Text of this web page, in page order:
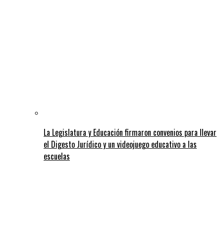
La Legislatura y Educación firmaron convenios para llevar
el Digesto Jurídico y un videojuego educativo a las
escuelas